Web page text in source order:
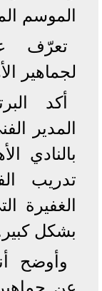
الموسم
تعرّف
لجماهير
أكد
المدير
بالنادي
تدريب
الغفيرة
بشكل
وأوضح
عن